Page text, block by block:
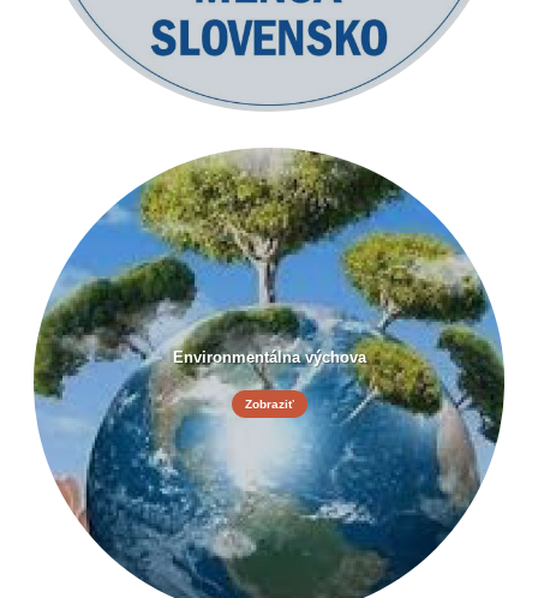
Environmentálna výchova
Zobraziť